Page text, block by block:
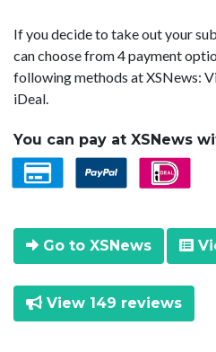
If you decide to take out your
can choose from 4 payment
following methods at XSNews:
iDeal.
You can pay at XSNews
Go to XSNews
View 149 reviews